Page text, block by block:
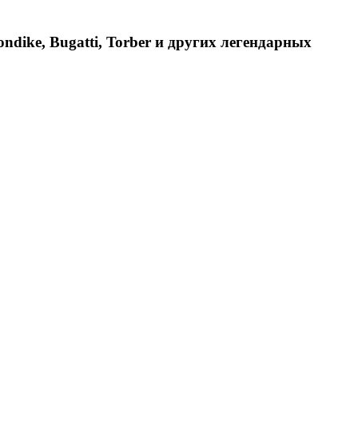
Bugatti, Torber и других легендарных